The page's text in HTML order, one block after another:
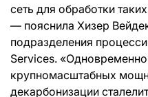
сеть для обработки
— пояснила Хизер
подразделения
Services.
крупномасштабных
декарбонизации